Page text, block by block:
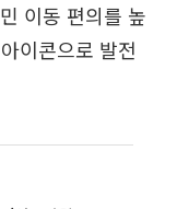
이동 편의를 높
이콘으로 발전